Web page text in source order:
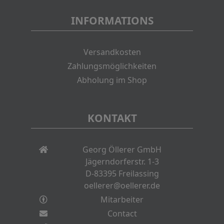
INFORMATIONS
Versandkosten
Zahlungsmöglichkeiten
Abholung im Shop
KONTAKT
Georg Öllerer GmbH
Jägerndorferstr. 1-3
D-83395 Freilassing
oellerer@oellerer.de
Mitarbeiter
Contact